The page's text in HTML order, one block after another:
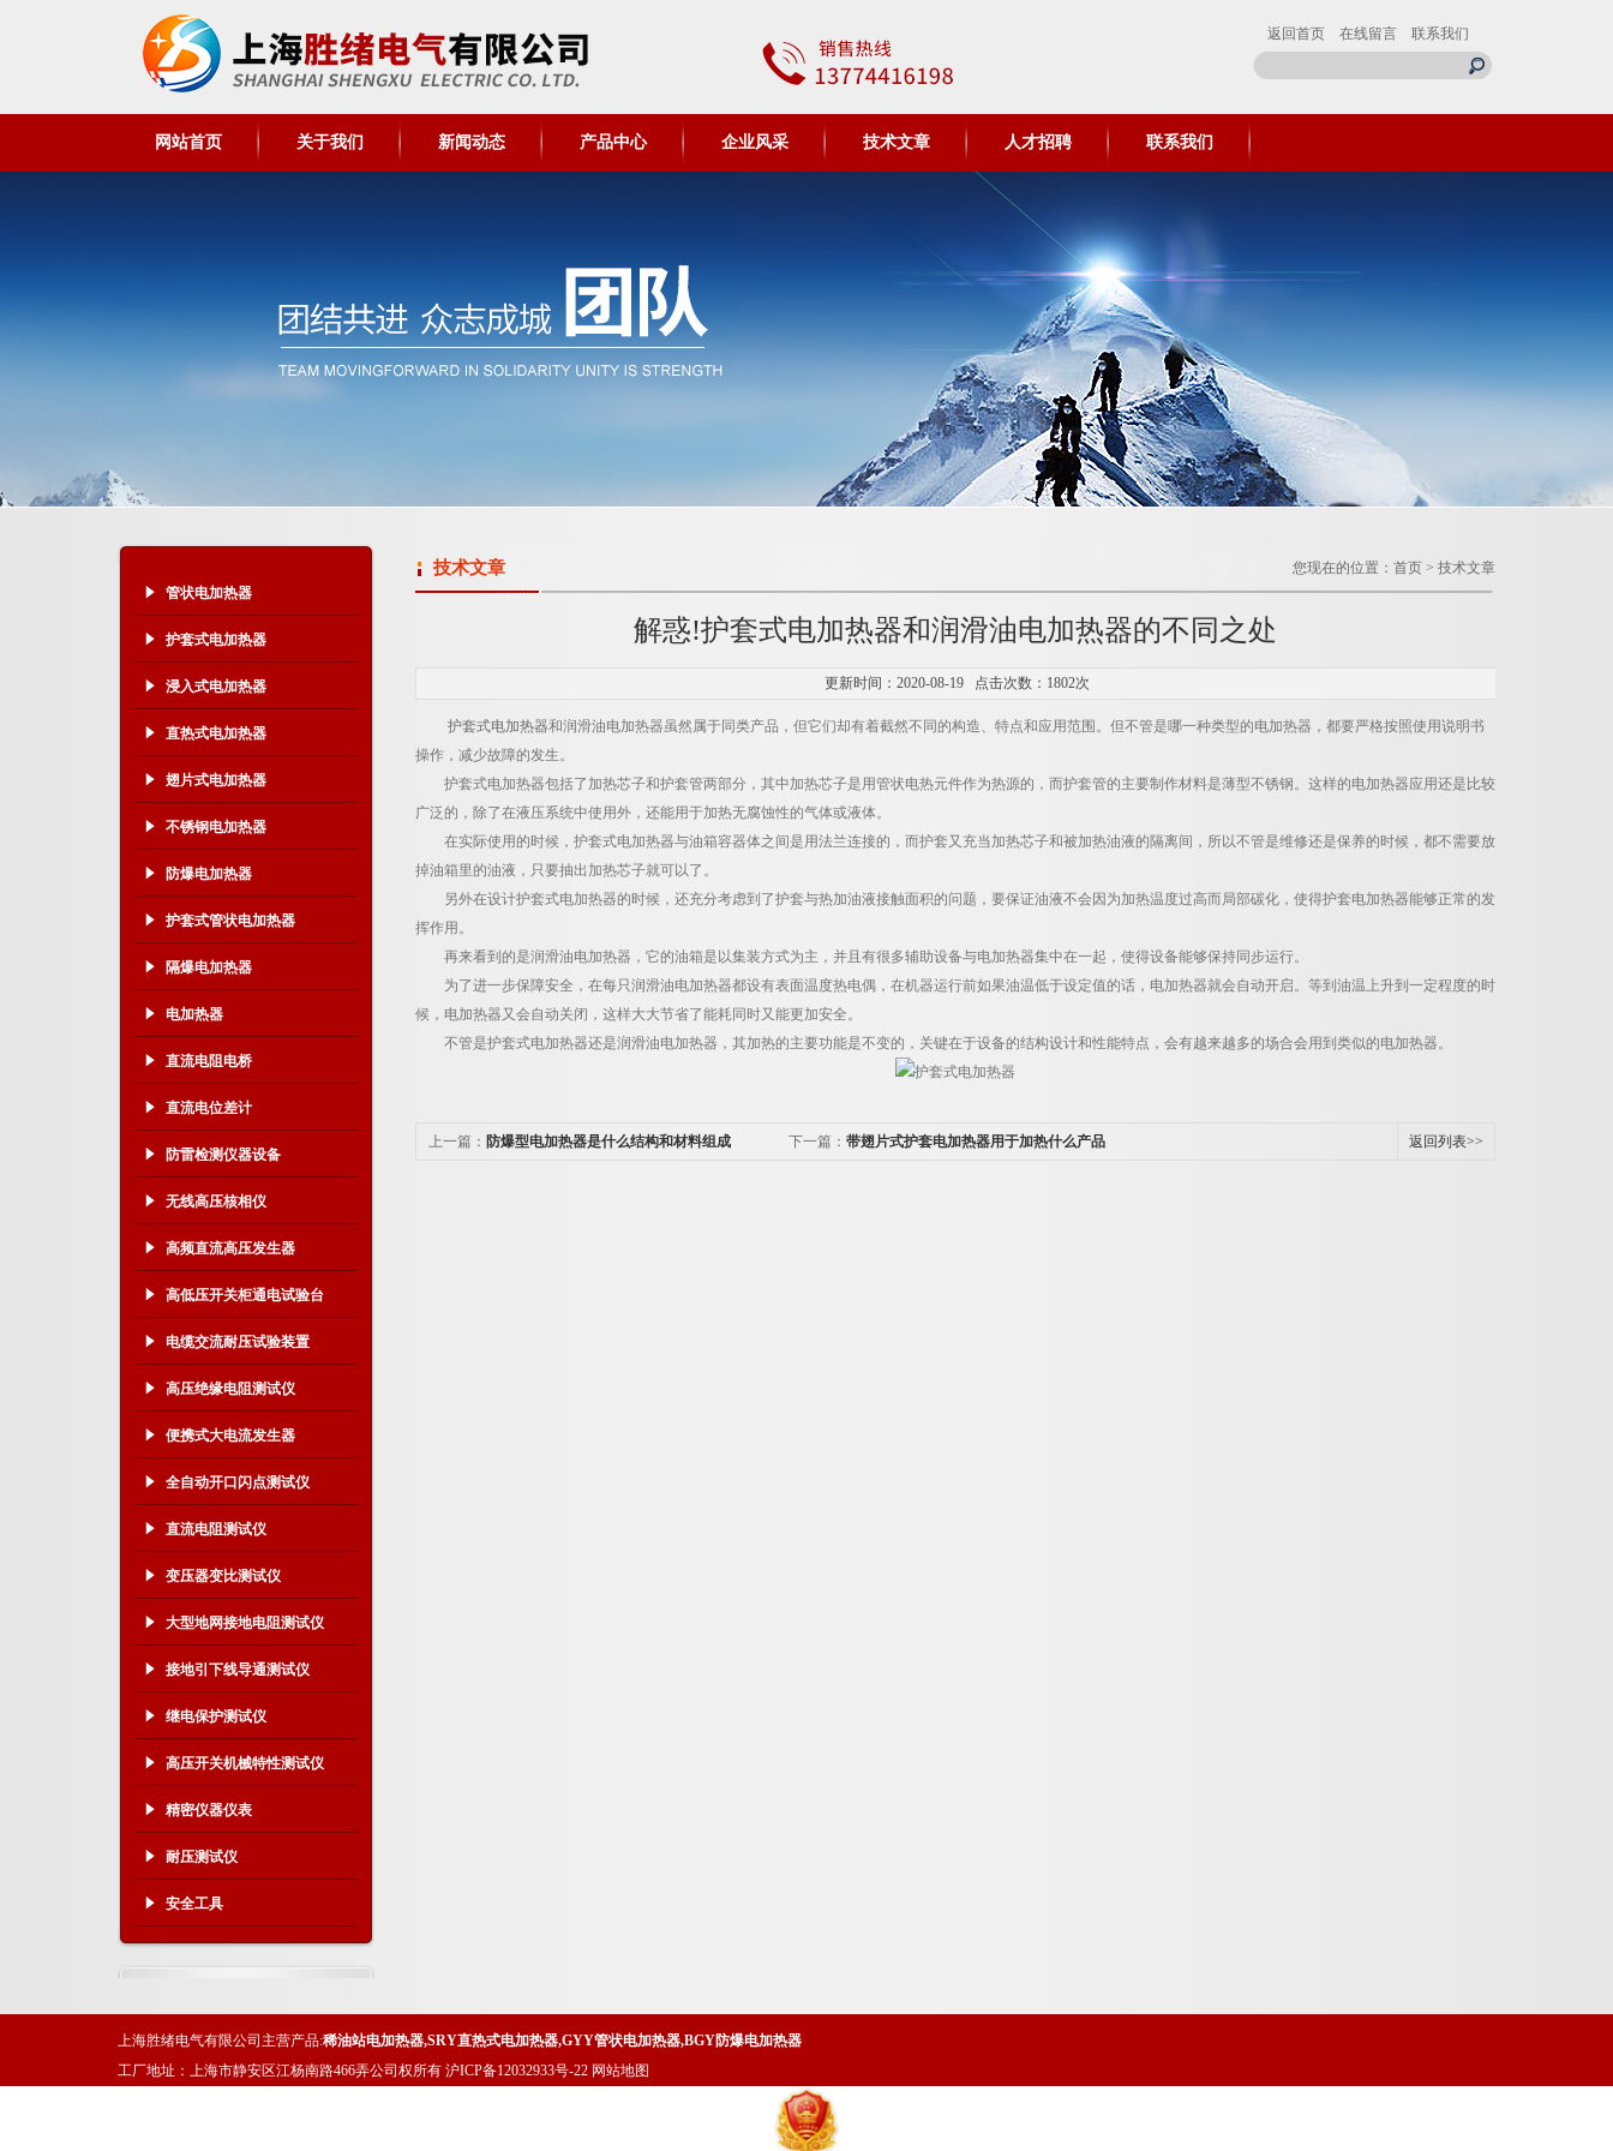
返回首页 在线留言 联系我们
网站首页 关于我们 新闻动态 产品中心 企业风采 技术文章 人才招聘 联系我们
管状电加热器
护套式电加热器
浸入式电加热器
直热式电加热器
翅片式电加热器
不锈钢电加热器
防爆电加热器
护套式管状电加热器
隔爆电加热器
电加热器
直流电阻电桥
直流电位差计
防雷检测仪器设备
无线高压核相仪
高频直流高压发生器
高低压开关柜通电试验台
电缆交流耐压试验装置
高压绝缘电阻测试仪
便携式大电流发生器
全自动开口闪点测试仪
直流电阻测试仪
变压器变比测试仪
大型地网接地电阻测试仪
接地引下线导通测试仪
继电保护测试仪
高压开关机械特性测试仪
精密仪器仪表
耐压测试仪
安全工具
技术文章 您现在的位置： 首页 > 技术文章
解惑!护套式电加热器和润滑油电加热器的不同之处
更新时间：2020-08-19 点击次数：1802次
护套式电加热器和润滑油电加热器虽然属于同类产品，但它们却有着截然不同的构造、特点和应用范围。但不管是哪一种类型的电加热器，都要严格按照使用说明书
操作，减少故障的发生。
护套式电加热器包括了加热芯子和护套管两部分，其中加热芯子是用管状电热元件作为热源的，而护套管的主要制作材料是薄型不锈钢。这样的电加热器应用还是比较
广泛的，除了在液压系统中使用外，还能用于加热无腐蚀性的气体或液体。
在实际使用的时候，护套式电加热器与油箱容器体之间是用法兰连接的，而护套又充当加热芯子和被加热油液的隔离间，所以不管是维修还是保养的时候，都不需要放
掉油箱里的油液，只要抽出加热芯子就可以了。
另外在设计护套式电加热器的时候，还充分考虑到了护套与热加油液接触面积的问题，要保证油液不会因为加热温度过高而局部碳化，使得护套电加热器能够正常的发
挥作用。
再来看到的是润滑油电加热器，它的油箱是以集装方式为主，并且有很多辅助设备与电加热器集中在一起，使得设备能够保持同步运行。
为了进一步保障安全，在每只润滑油电加热器都设有表面温度热电偶，在机器运行前如果油温低于设定值的话，电加热器就会自动开启。等到油温上升到一定程度的时
候，电加热器又会自动关闭，这样大大节省了能耗同时又能更加安全。
不管是护套式电加热器还是润滑油电加热器，其加热的主要功能是不变的，关键在于设备的结构设计和性能特点，会有越来越多的场合会用到类似的电加热器。
上一篇： 防爆型电加热器是什么结构和材料组成 下一篇： 带翅片式护套电加热器用于加热什么产品 返回列表>>
上海胜绪电气有限公司主营产品:稀油站电加热器,SRY直热式电加热器,GYY管状电加热器,BGY防爆电加热器
工厂地址：上海市静安区江杨南路466弄公司权所有 沪ICP备12032933号-22 网站地图